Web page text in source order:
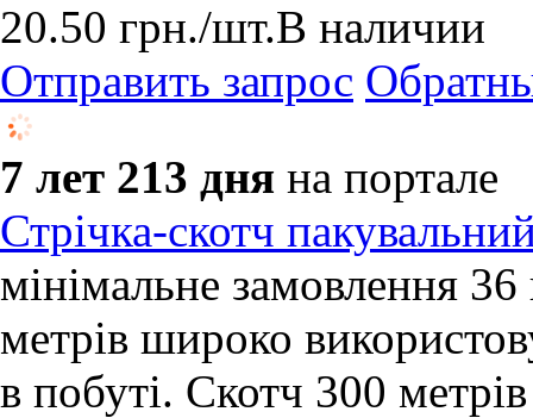
20.50 грн./шт.В наличии
Отправить запрос
7 лет 213 дня на портале
Стрічка-скотч
мінімальне замовлення
метрів широко
в побуті. Скотч 300 метрів